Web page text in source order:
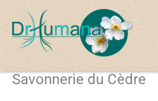
contenu
Savonnerie du Cèdre